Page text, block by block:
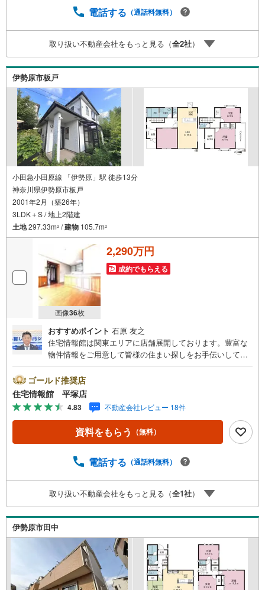
電話する （通話料無料）
取り扱い不動産会社をもっと見る（全2社）
伊勢原市板戸
小田急小田原線 「伊勢原」駅 徒歩13分
神奈川県伊勢原市板戸
2001年2月（築26年）
3LDK＋S / 地上2階建
土地297.33m2 /建物 105.7m2
画像36枚
2,290万円
成約でもらえる
おすすめポイント 石原 友之
住宅情報館は関東エリアに店舗展開しております。豊富な
物件情報をご用意して皆様の住まい探しをお手伝いしてお
さい。住宅ローン相談会も同時開催中無理のない住宅ロー
ンの試算やご購入の際にかかる諸費用の概算も行っており
ます。しっかりとした資金計画のアドバイスをさせて頂き
ますので、お気軽にご相談ください。
ゴールド推奨店
住宅情報館 平塚店
4.83 不動産会社レビュー 18件
資料をもらう （無料）
電話する （通話料無料）
取り扱い不動産会社をもっと見る（全1社）
伊勢原市田中